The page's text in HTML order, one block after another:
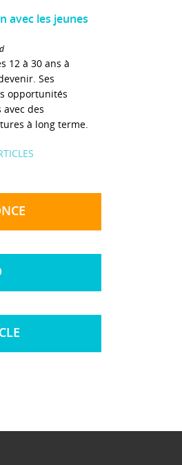
avec les jeunes
12 à 30 ans à
Ses
opportunités
des
à long terme.